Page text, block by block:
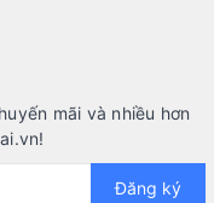
mãi và nhiều hơn
Đăng ký